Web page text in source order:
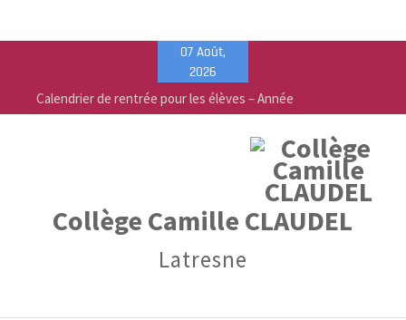
content
07 Août,
2026
Calendrier de rentrée pour les élèves – Année
scolaire 2026-2027
Liste des fournitures 2026-2027 – Collège Camille
Vente de fournitures scolaires – PEEP & Bureau
Collège Camille CLAUDEL
Latresne